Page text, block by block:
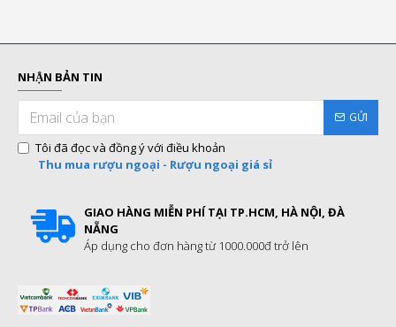
NHẬN BẢN TIN
GỬI
Tôi đã đọc và đồng ý với điều khoản
Thu mua rượu ngoại - Rượu ngoại giá sỉ
GIAO HÀNG MIỄN PHÍ TẠI TP.HCM, HÀ NỘI, ĐÀ
NẴNG
Áp dụng cho đơn hàng từ 1000.000đ trở lên